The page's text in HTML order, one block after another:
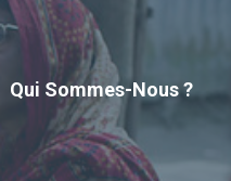
Qui Sommes-Nous ?